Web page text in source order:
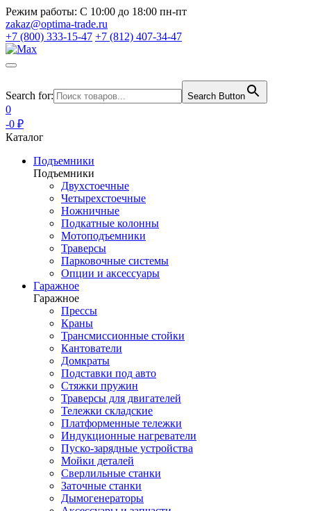
Режим работы: С 10:00 до 18:00 пн-пт
zakaz@optima-trade.ru
+7 (800) 333-15-47 +7 (812) 407-34-47
Search for: Search Button
0
-0 ₽
Каталог
Подъемники
Подъемники
Двухстоечные
Четырехстоечные
Ножничные
Подкатные колонны
Мотоподъемники
Траверсы
Парковочные системы
Опции и аксессуары
Гаражное
Гаражное
Прессы
Краны
Трансмиссионные стойки
Кантователи
Домкраты
Подставки под авто
Стяжки пружин
Траверсы для двигателей
Тележки складские
Платформенные тележки
Индукционные нагреватели
Пуско-зарядные устройства
Мойки деталей
Сверлильные станки
Заточные станки
Дымогенераторы